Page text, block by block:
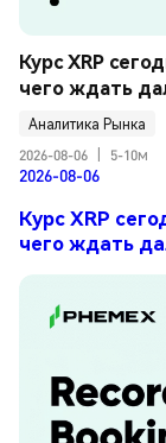
Курс XRP
чего ждать
Аналитика Рынка
2026-08-06
5-10м
2026-08-06
Курс XRP
чего ждать